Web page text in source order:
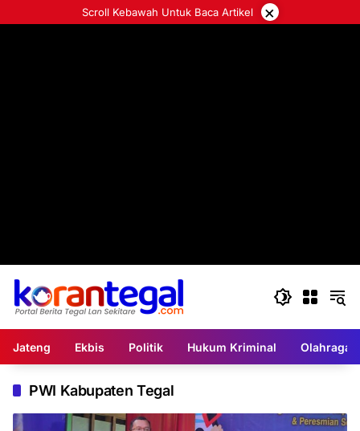
ke
Scroll Kebawah Untuk Baca Artikel ×
Jateng Ekbis Politik Hukum Kriminal Olahraga
PWI Kabupaten Tegal